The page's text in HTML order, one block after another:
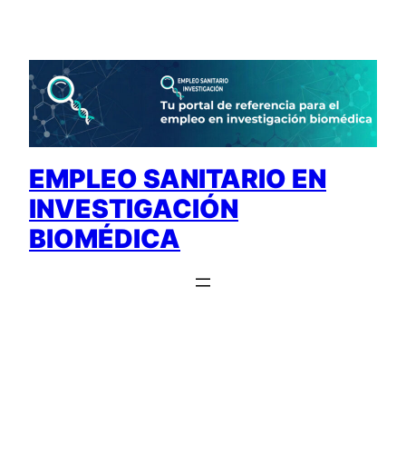
contenido
EMPLEO SANITARIO EN
INVESTIGACIÓN
BIOMÉDICA